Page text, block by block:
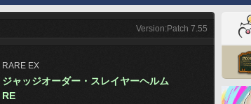
Version:Patch 7.55
RARE EX
ジャッジオーダー・スレイヤーヘルム
RE